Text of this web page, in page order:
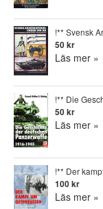
!** Svensk
50 kr
Läs mer »
!** Die
50 kr
Läs mer »
!** Der
100 kr
Läs mer »